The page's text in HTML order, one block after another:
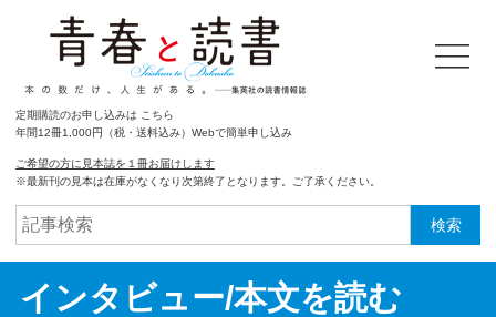
定期購読のお申し込みは こちら
年間12冊1,000円（税・送料込み）Webで簡単申し込み
ご希望の方に見本誌を１冊お届けします
※最新刊の見本は在庫がなくなり次第終了となります。ご了承ください。
検索
インタビュー/本文を読む